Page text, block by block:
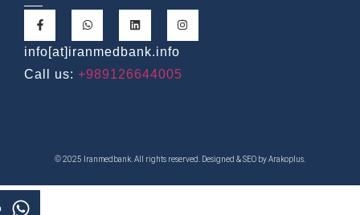
info[at]iranmedbank.info
Call us: +989126644005
© 2025 Iranmedbank. All rights reserved. Designed & SEO byArakoplus.